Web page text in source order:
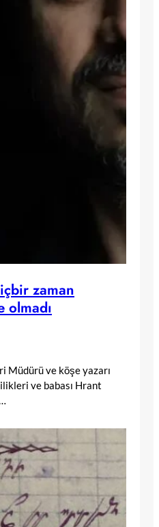
zaman
olmadı
Müdürü ve köşe yazarı
ve babası Hrant